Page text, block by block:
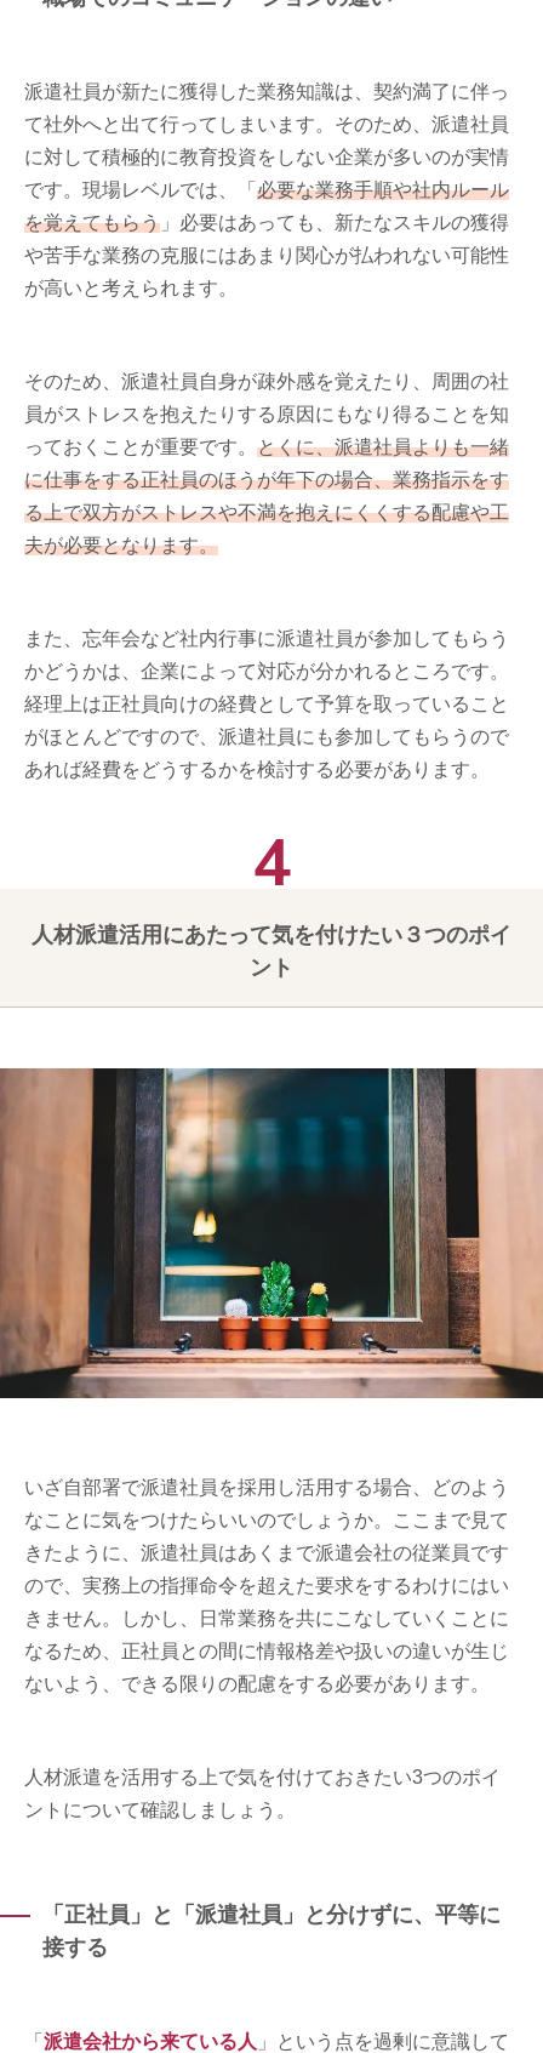
派遣社員が新たに獲得した業務知識は、契約満了に伴っ
て社外へと出て行ってしまいます。そのため、派遣社員
に対して積極的に教育投資をしない企業が多いのが実情
です。現場レベルでは、「 必要な業務手順や社内ルール
を覚えてもらう 」必要はあっても、新たなスキルの獲得
や苦手な業務の克服にはあまり関心が払われない可能性
が高いと考えられます。
そのため、派遣社員自身が疎外感を覚えたり、周囲の社
員がストレスを抱えたりする原因にもなり得ることを知
っておくことが重要です。 とくに、派遣社員よりも一緒
に仕事をする正社員のほうが年下の場合、業務指示をす
る上で双方がストレスや不満を抱えにくくする配慮や工
夫が必要となります。
また、忘年会など社内行事に派遣社員が参加してもらう
かどうかは、企業によって対応が分かれるところです。
経理上は正社員向けの経費として予算を取っていること
がほとんどですので、派遣社員にも参加してもらうので
あれば経費をどうするかを検討する必要があります。
人材派遣活用にあたって気を付けたい３つのポイ
ント
いざ自部署で派遣社員を採用し活用する場合、どのよう
なことに気をつけたらいいのでしょうか。ここまで見て
きたように、派遣社員はあくまで派遣会社の従業員です
ので、実務上の指揮命令を超えた要求をするわけにはい
きません。しかし、日常業務を共にこなしていくことに
なるため、正社員との間に情報格差や扱いの違いが生じ
ないよう、できる限りの配慮をする必要があります。
人材派遣を活用する上で気を付けておきたい3つのポイ
ントについて確認しましょう。
「正社員」と「派遣社員」と分けずに、平等に
接する
「 派遣会社から来ている人 」という点を過剰に意識して